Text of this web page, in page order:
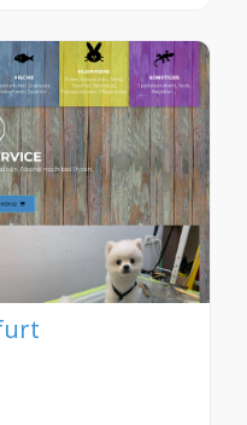
dem Wohl
Augenmerk.
– Entfilzen und
(bei Bedarf) –